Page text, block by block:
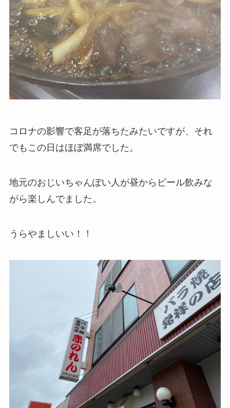
コロナの影響で客足が落ちたみたいですが、それ
でもこの日はほぼ満席でした。
地元のおじいちゃんぽい人が昼からビール飲みな
がら楽しんでました。
うらやましいい！！